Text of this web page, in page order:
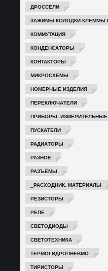
ДРОССЕЛИ
ЗАЖИМЫ КОЛОДКИ КЛЕММЫ
КОММУТАЦИЯ
КОНДЕНСАТОРЫ
КОНТАКТОРЫ
МИКРОСХЕМЫ
НОМЕРНЫЕ ИЗДЕЛИЯ
ПЕРЕКЛЮЧАТЕЛИ
ПРИБОРЫ.
ПУСКАТЕЛИ
РАДИАТОРЫ
РАЗНОЕ
РАЗЪЁМЫ
_РАСХОДНИК. МАТЕРИАЛЫ
РЕЗИСТОРЫ
РЕЛЕ
СВЕТОДИОДЫ
СВЕТОТЕХНИКА
ТЕРМОГИДРОПНЕВМО
ТИРИСТОРЫ